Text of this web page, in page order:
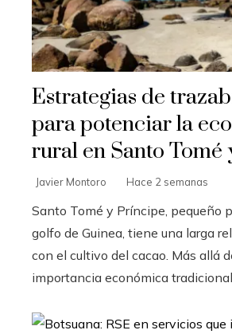
Estrategias de
para potenciar la
rural en Santo Tomé
Javier Montoro Hace 2 semanas
Santo Tomé y Príncipe, pequeño
golfo de Guinea, tiene una larga
con el cultivo del cacao. Más allá
importancia económica tradicional